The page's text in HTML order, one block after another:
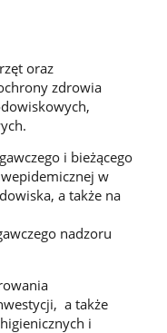
oraz
zdrowia
i bieżącego
w
a także na
nadzoru
a także
i